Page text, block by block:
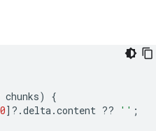
chunks)
{
0] ? .delta.content ?? '' ;